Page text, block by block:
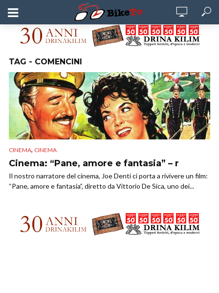
TAG - COMENCINI
CINEMA, CINEMA
Cinema: “Pane, amore e fantasia” – r
Il nostro narratore del cinema, Joe Denti ci porta a rivivere un film:
“Pane, amore e fantasia”, diretto da Vittorio De Sica, uno dei...